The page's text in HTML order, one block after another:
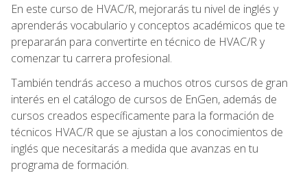
En este curso de HVAC/R, mejorarás tu nivel de inglés y
aprenderás vocabulario y conceptos académicos que te
prepararán para convertirte en técnico de HVAC/R y
comenzar tu carrera profesional.
También tendrás acceso a muchos otros cursos de gran
interés en el catálogo de cursos de EnGen, además de
cursos creados específicamente para la formación de
técnicos HVAC/R que se ajustan a los conocimientos de
inglés que necesitarás a medida que avanzas en tu
programa de formación.